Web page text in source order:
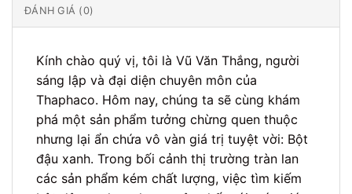
ĐÁNH GIÁ (0)
Kính chào quý vị, tôi là Vũ Văn Thắng, người
sáng lập và đại diện chuyên môn của
Thaphaco. Hôm nay, chúng ta sẽ cùng khám
phá một sản phẩm tưởng chừng quen thuộc
nhưng lại ẩn chứa vô vàn giá trị tuyệt vời: Bột
đậu xanh. Trong bối cảnh thị trường tràn lan
các sản phẩm kém chất lượng, việc tìm kiếm